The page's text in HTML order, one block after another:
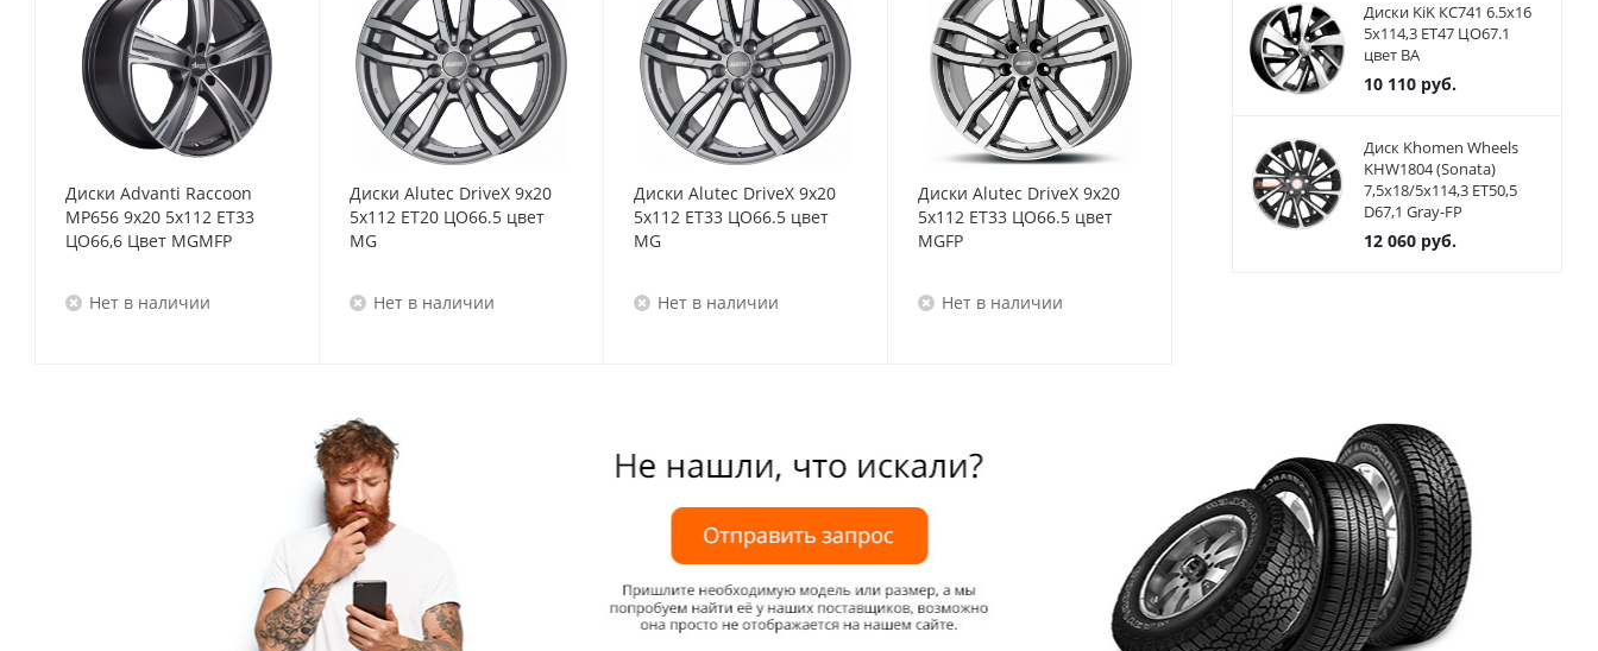
Диски Advanti Raccoon
MP656 9x20 5x112 ET33
ЦО66,6 Цвет MGMFP
Нет в наличии
Диски Alutec DriveX 9x20
5x112 ET20 ЦО66.5 цвет
MG
Нет в наличии
Диски Alutec DriveX 9x20
5x112 ET33 ЦО66.5 цвет
MG
Нет в наличии
Диски Alutec DriveX 9x20
5x112 ET33 ЦО66.5 цвет
MGFP
Нет в наличии
Диски Alutec DriveX 9x20
5x112 ET43 ЦО66.5 цвет
Диски Alutec
Диски KiK КС741 6.5x16
5x114,3 ET47 ЦО67.1
цвет BA
10 110руб.
Диск Khomen Wheels
KHW1804 (Sonata)
7,5x18/5x114,3 ET50,5
D67,1 Gray-FP
12 060руб.